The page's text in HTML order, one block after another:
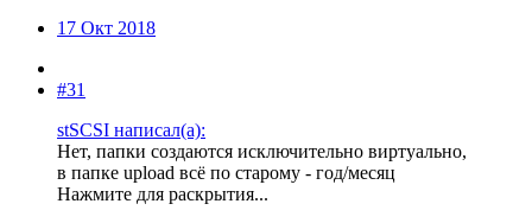
17 Окт 2018
#31
stSCSI написал(а):
Нет, папки создаются исключительно виртуально,
в папке upload всё по старому - год/месяц
Нажмите для раскрытия...